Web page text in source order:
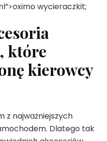
wycieraczkit;
które
kierowcy
z najważniejszych
Dlatego tak